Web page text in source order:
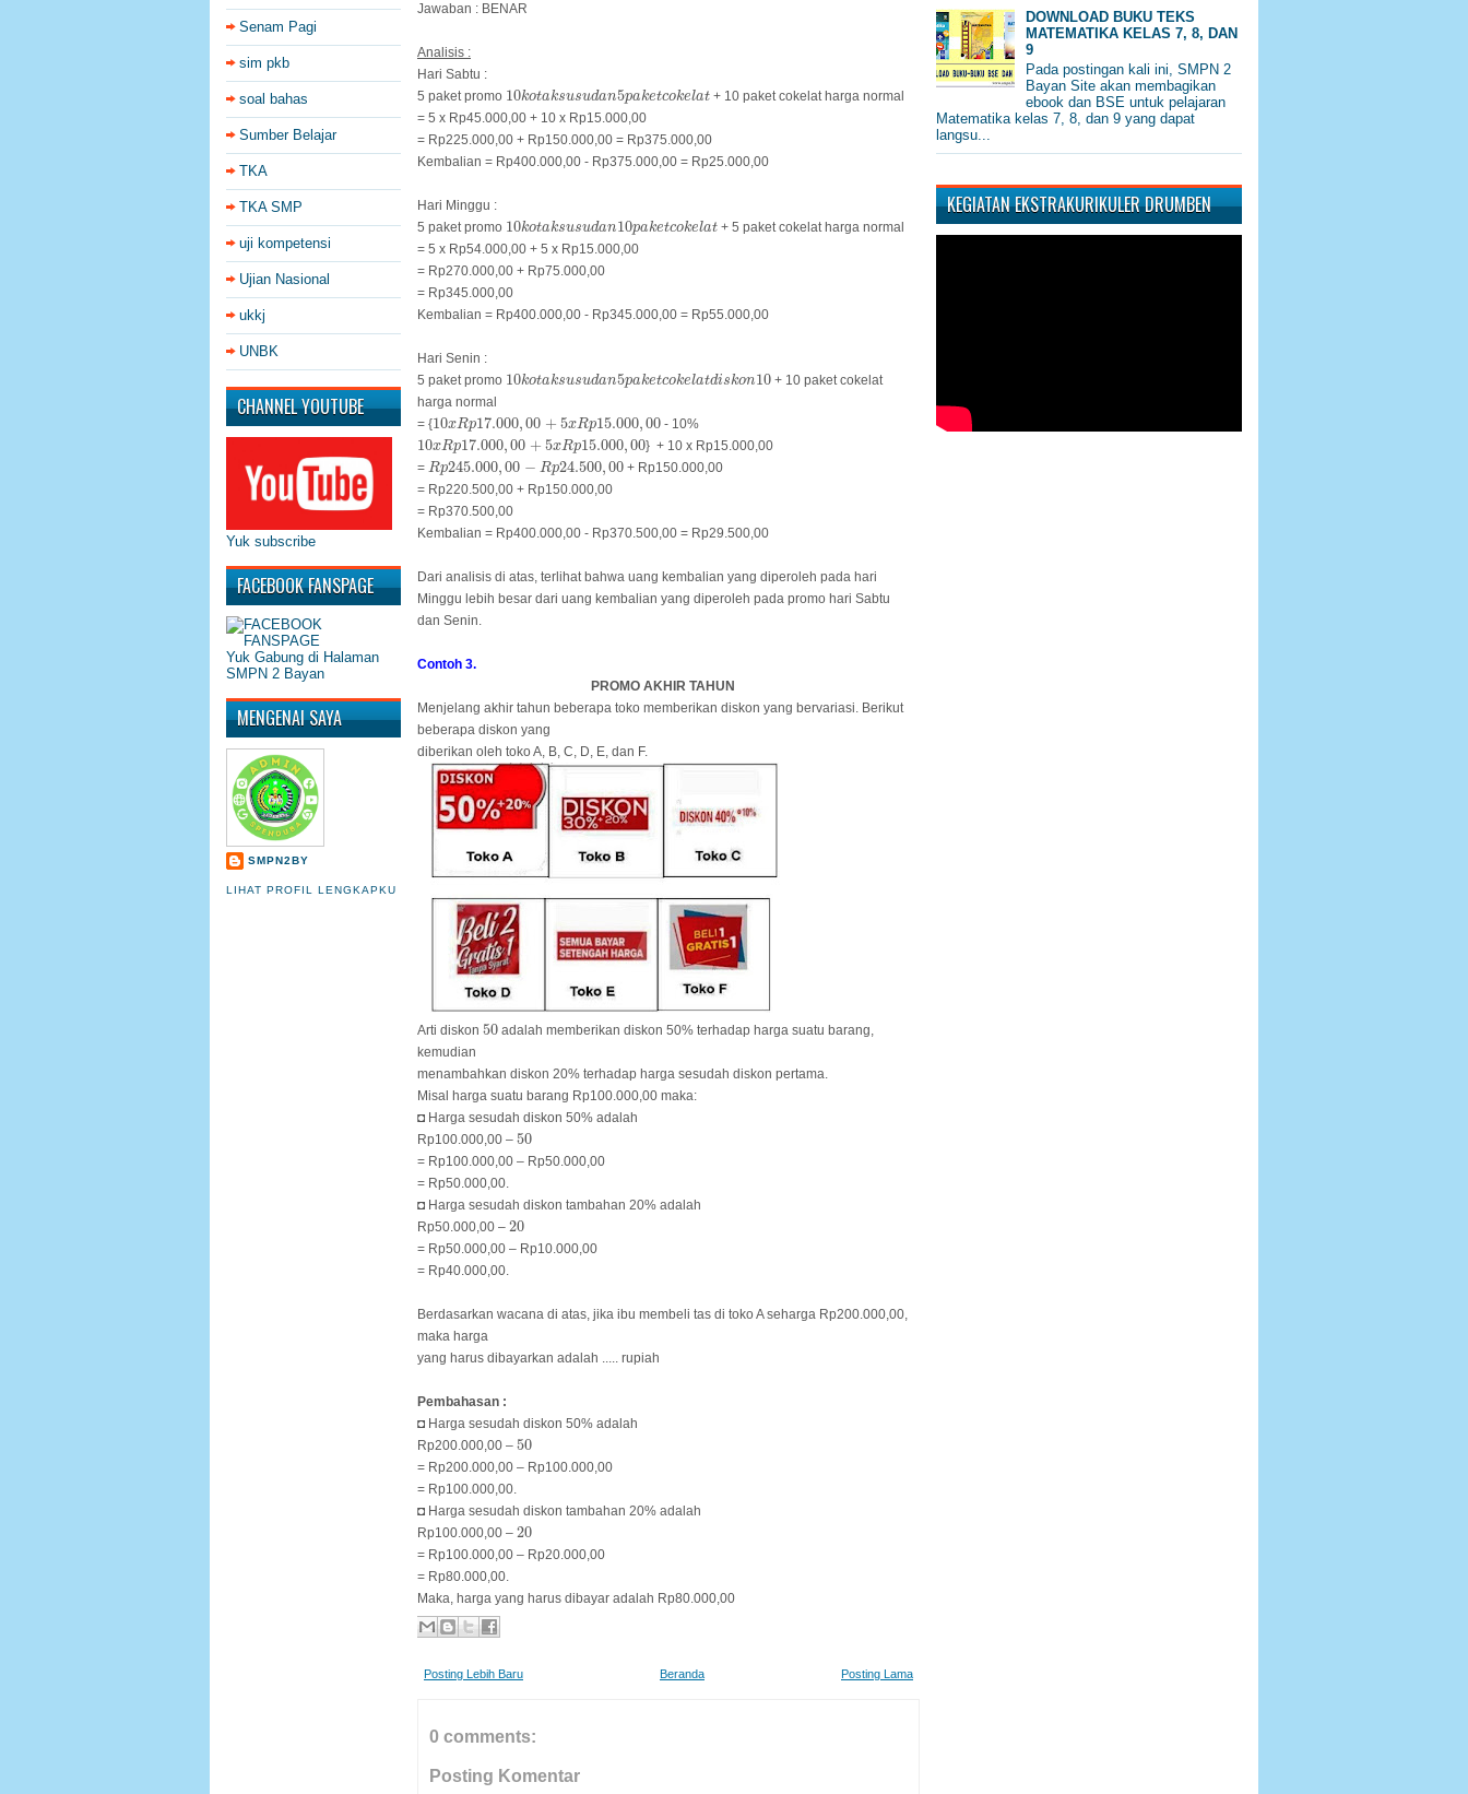
Senam Pagi
sim pkb
soal bahas
Sumber Belajar
TKA
TKA SMP
uji kompetensi
Ujian Nasional
ukkj
UNBK
CHANNEL YOUTUBE
Yuk subscribe
FACEBOOK FANSPAGE
Yuk Gabung di Halaman
SMPN 2 Bayan
MENGENAI SAYA
SMPN2BY
LIHAT PROFIL LENGKAPKU
Jawaban : BENAR
Analisis :
Hari Sabtu :
5 paket promo 10kotaksusudan5paketcokelat
10kotaksu sudan5paketcokela + 10 paket cokelat harga normal
= 5 x Rp45.000,00 + 10 x Rp15.000,00
= Rp225.000,00 + Rp150.000,00 = Rp375.000,00
Kembalian = Rp400.000,00 - Rp375.000,00 = Rp25.000,00
Hari Minggu :
5 paket promo 10kotaksusudan10paketcokelat
10kotaksu sudan10paketcokela + 5 paket cokelat harga normal
= 5 x Rp54.000,00 + 5 x Rp15.000,00
= Rp270.000,00 + Rp75.000,00
= Rp345.000,00
Kembalian = Rp400.000,00 - Rp345.000,00 = Rp55.000,00
Hari Senin :
5 paket promo 10kotaksusudan5paketcokelatdiskon10
10kotaksu sudan5paketcokelatd iskon10 + 10 paket cokelat
harga normal
= {10xRp17.000,00 + 5xRp15.000,00
10xRp17.000 ,00 + 5xRp15.000 00 - 10%
10xRp17.000,00 + 5xRp15.000,00
10xRp17.000 ,00 + 5xRp15.000 00} + 10 x Rp15.000,00
= Rp245.000,00 − Rp24.500,00
Rp245.000 ,00 Rp24.500 00 + Rp150.000,00
= Rp220.500,00 + Rp150.000,00
= Rp370.500,00
Kembalian = Rp400.000,00 - Rp370.500,00 = Rp29.500,00
Dari analisis di atas, terlihat bahwa uang kembalian yang diperoleh pada hari
Minggu lebih besar dari uang kembalian yang diperoleh pada promo hari Sabtu
dan Senin.
Contoh 3.
PROMO AKHIR TAHUN
Menjelang akhir tahun beberapa toko memberikan diskon yang bervariasi. Berikut
beberapa diskon yang
diberikan oleh toko A, B, C, D, E, dan F.
Arti diskon 50
50 adalah memberikan diskon 50% terhadap harga suatu barang,
kemudian
menambahkan diskon 20% terhadap harga sesudah diskon pertama.
Misal harga suatu barang Rp100.000,00 maka:
◘ Harga sesudah diskon 50% adalah
Rp100.000,00 – 50
50
= Rp100.000,00 – Rp50.000,00
= Rp50.000,00.
◘ Harga sesudah diskon tambahan 20% adalah
Rp50.000,00 – 20
20
= Rp50.000,00 – Rp10.000,00
= Rp40.000,00.
Berdasarkan wacana di atas, jika ibu membeli tas di toko A seharga Rp200.000,00,
maka harga
yang harus dibayarkan adalah ..... rupiah
Pembahasan :
◘ Harga sesudah diskon 50% adalah
Rp200.000,00 – 50
50
= Rp200.000,00 – Rp100.000,00
= Rp100.000,00.
◘ Harga sesudah diskon tambahan 20% adalah
Rp100.000,00 – 20
20
= Rp100.000,00 – Rp20.000,00
= Rp80.000,00.
Maka, harga yang harus dibayar adalah Rp80.000,00
Posting Lebih Baru Posting Lama
Beranda
0 comments:
Posting Komentar
DOWNLOAD BUKU TEKS
MATEMATIKA KELAS 7, 8, DAN
9
Pada postingan kali ini, SMPN 2
Bayan Site akan membagikan
ebook dan BSE untuk pelajaran
Matematika kelas 7, 8, dan 9 yang dapat
langsu...
KEGIATAN EKSTRAKURIKULER DRUMBEN